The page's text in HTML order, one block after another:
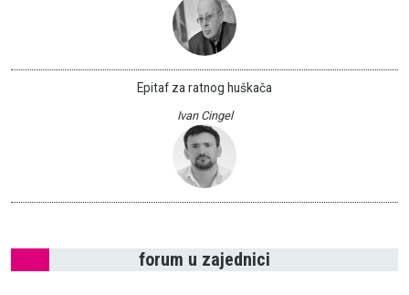
Epitaf za ratnog huškača
Ivan Cingel
forum u zajednici